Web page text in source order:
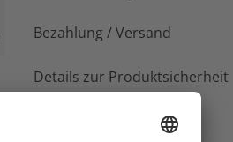
Bezahlung / Versand
Details zur Produktsicherheit